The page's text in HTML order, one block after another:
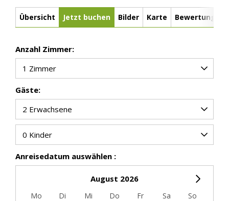
Übersicht Jetzt buchen Bilder Karte Bewertungen
Anzahl Zimmer:
Gäste:
Anreisedatum auswählen :
August 2026
Mo Di Mi Do Fr Sa So